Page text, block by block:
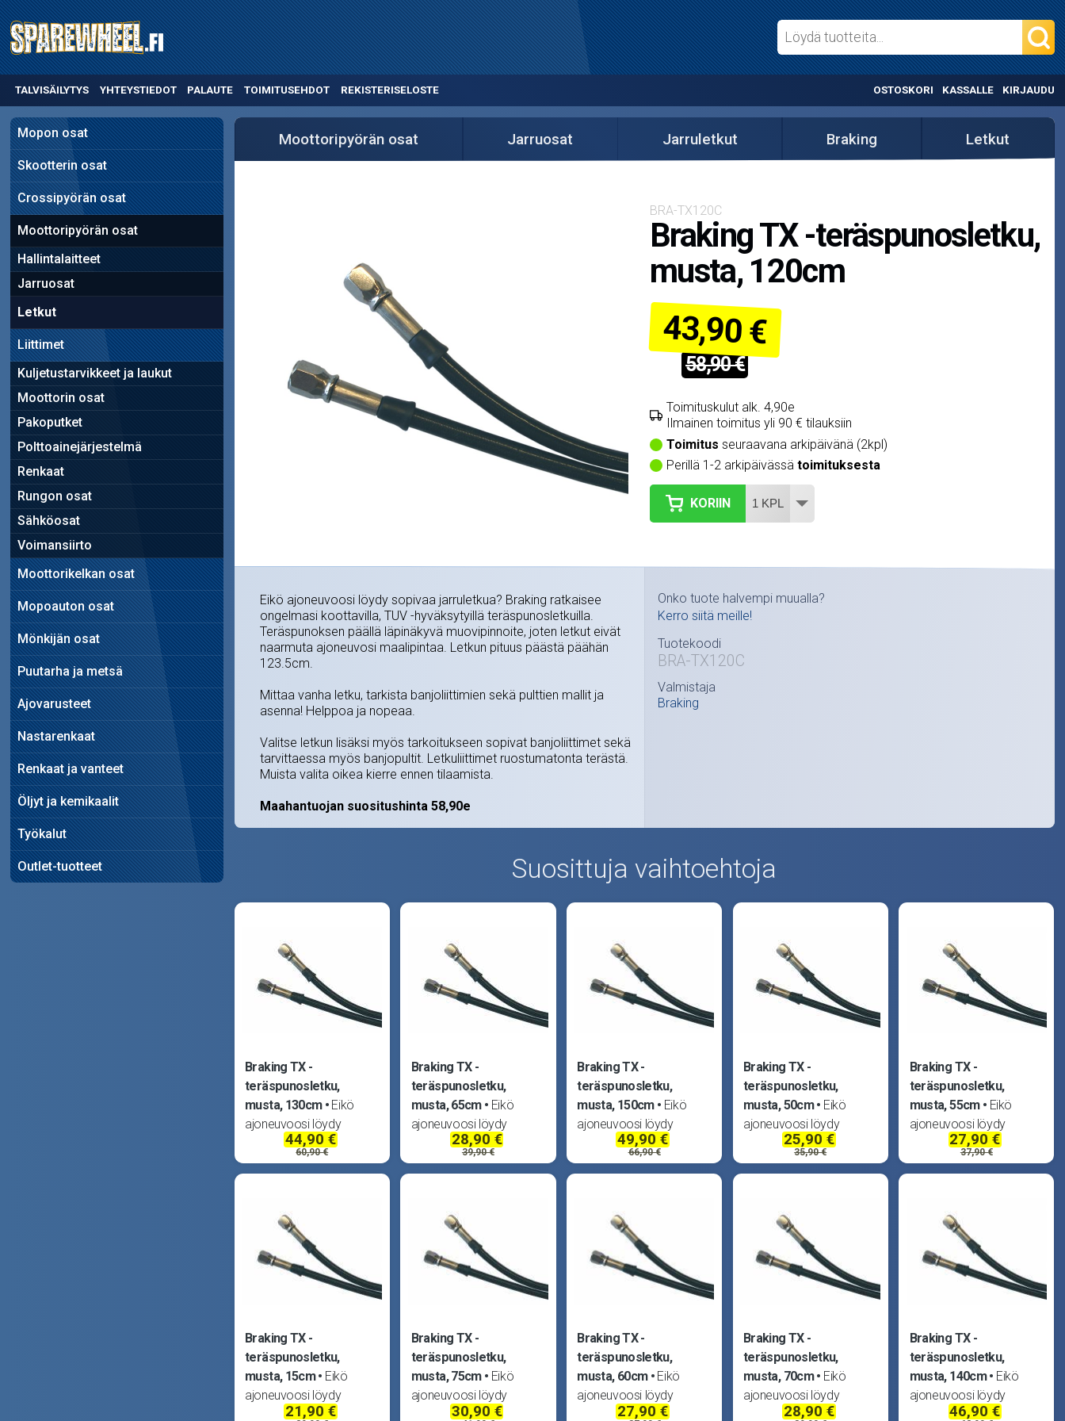
TALVISÄILYTYS YHTEYSTIEDOT PALAUTE TOIMITUSEHDOT REKISTERISELOSTE OSTOSKORI KASSALLE KIRJAUDU
Mopon osat
Skootterin osat
Crossipyörän osat
Moottoripyörän osat
Hallintalaitteet
Jarruosat
Letkut
Liittimet
Kuljetustarvikkeet ja laukut
Moottorin osat
Pakoputket
Polttoainejärjestelmä
Renkaat
Rungon osat
Sähköosat
Voimansiirto
Moottorikelkan osat
Mopoauton osat
Mönkijän osat
Puutarha ja metsä
Ajovarusteet
Nastarenkaat
Renkaat ja vanteet
Öljyt ja kemikaalit
Työkalut
Outlet-tuotteet
Moottoripyörän osat Jarruosat Jarruletkut Braking Letkut
BRA-TX120C
Braking TX -teräspunosletku,
musta, 120cm
43,90 €
58,90 €
Toimituskulut alk. 4,90e
Ilmainen toimitus yli 90 € tilauksiin
Toimitus seuraavana arkipäivänä (2kpl)
Perillä 1-2 arkipäivässä toimituksesta
KORIIN
Eikö ajoneuvoosi löydy sopivaa jarruletkua? Braking ratkaisee
ongelmasi koottavilla, TUV -hyväksytyillä teräspunosletkuilla.
Teräspunoksen päällä läpinäkyvä muovipinnoite, joten letkut eivät
naarmuta ajoneuvosi maalipintaa. Letkun pituus päästä päähän
123.5cm.
Mittaa vanha letku, tarkista banjoliittimien sekä pulttien mallit ja
asenna! Helppoa ja nopeaa.
Valitse letkun lisäksi myös tarkoitukseen sopivat banjoliittimet sekä
tarvittaessa myös banjopultit. Letkuliittimet ruostumatonta terästä.
Muista valita oikea kierre ennen tilaamista.
Maahantuojan suositushinta 58,90e
Onko tuote halvempi muualla?
Kerro siitä meille!
Tuotekoodi
BRA-TX120C
Valmistaja
Braking
Suosittuja vaihtoehtoja
Braking TX -
teräspunosletku,
musta, 130cm
Eikö
ajoneuvoosi löydy
sopivaa jarruletkua?
Braking ratkaisee
teräspunosletkuilla.
Teräspunoksen päällä
läpinäkyvä muovipinnoite,
joten letkut
44,90 €
60,90 €
Braking TX -
teräspunosletku,
musta, 65cm
Eikö
ajoneuvoosi löydy
sopivaa jarruletkua?
Braking ratkaisee
teräspunosletkuilla.
Teräspunoksen päällä
läpinäkyvä muovipinnoite,
joten letkut
28,90 €
39,90 €
Braking TX -
teräspunosletku,
musta, 150cm
Eikö
ajoneuvoosi löydy
sopivaa jarruletkua?
Braking ratkaisee
teräspunosletkuilla.
Teräspunoksen päällä
läpinäkyvä muovipinnoite,
joten letkut
49,90 €
66,90 €
Braking TX -
teräspunosletku,
musta, 50cm
Eikö
ajoneuvoosi löydy
sopivaa jarruletkua?
Braking ratkaisee
teräspunosletkuilla.
Teräspunoksen päällä
läpinäkyvä muovipinnoite,
joten letkut
25,90 €
35,90 €
Braking TX -
teräspunosletku,
musta, 55cm
Eikö
ajoneuvoosi löydy
sopivaa jarruletkua?
Braking ratkaisee
teräspunosletkuilla.
Teräspunoksen päällä
läpinäkyvä muovipinnoite,
joten letkut
27,90 €
37,90 €
Braking TX -
teräspunosletku,
musta, 15cm
Eikö
ajoneuvoosi löydy
sopivaa jarruletkua?
21,90 €
Braking TX -
teräspunosletku,
musta, 75cm
Eikö
ajoneuvoosi löydy
sopivaa jarruletkua?
30,90 €
Braking TX -
teräspunosletku,
musta, 60cm
Eikö
ajoneuvoosi löydy
sopivaa jarruletkua?
27,90 €
Braking TX -
teräspunosletku,
musta, 70cm
Eikö
ajoneuvoosi löydy
sopivaa jarruletkua?
28,90 €
Braking TX -
teräspunosletku,
musta, 140cm
Eikö
ajoneuvoosi löydy
sopivaa jarruletkua?
46,90 €